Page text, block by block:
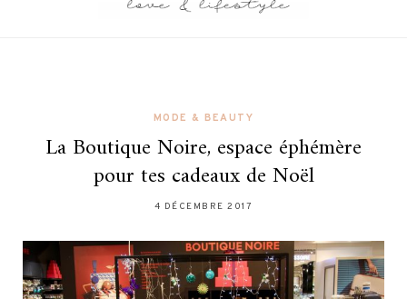
MODE & BEAUTY
La Boutique Noire, espace éphémère
pour tes cadeaux de Noël
4 DÉCEMBRE 2017